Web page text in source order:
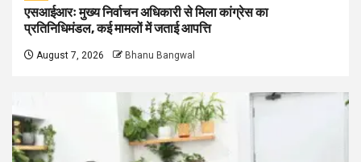
एसआईआरः मुख्य निर्वाचन अधिकारी से मिला कांग्रेस का
प्रतिनिधिमंडल, कई मामलों में जताई आपत्ति
August 7, 2026 Bhanu Bangwal